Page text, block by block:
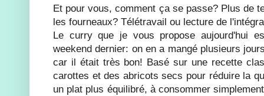
Et pour vous, comment ça se passe? Plus de
les fourneaux? Télétravail ou lecture de
Le curry que je vous propose aujourd'hui
weekend dernier: on en a mangé plusieurs
car il était très bon! Basé sur une recette
carottes et des abricots secs pour réduire la
un plat plus équilibré, à consommer